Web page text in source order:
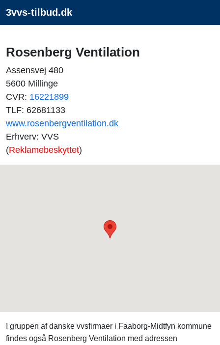
3vvs-tilbud.dk
Rosenberg Ventilation
Assensvej 480
5600 Millinge
CVR: 16221899
TLF: 62681133
www.rosenbergventilation.dk
Erhverv: VVS
(Reklamebeskyttet)
I gruppen af danske vvsfirmaer i Faaborg-Midtfyn kommune
findes også Rosenberg Ventilation med adressen